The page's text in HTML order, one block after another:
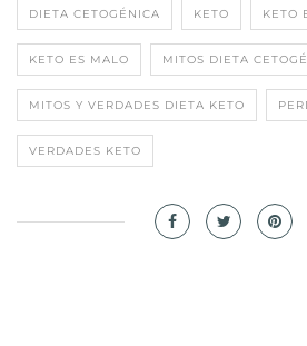
DIETA CETOGÉNICA KETO KETO
KETO ES MALO MITOS DIETA
MITOS Y VERDADES DIETA KETO
VERDADES KETO